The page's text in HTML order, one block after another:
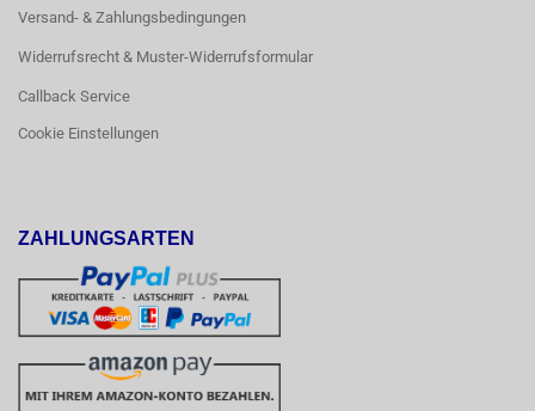
Versand- & Zahlungsbedingungen
Widerrufsrecht & Muster-Widerrufsformular
Callback Service
Cookie Einstellungen
ZAHLUNGSARTEN